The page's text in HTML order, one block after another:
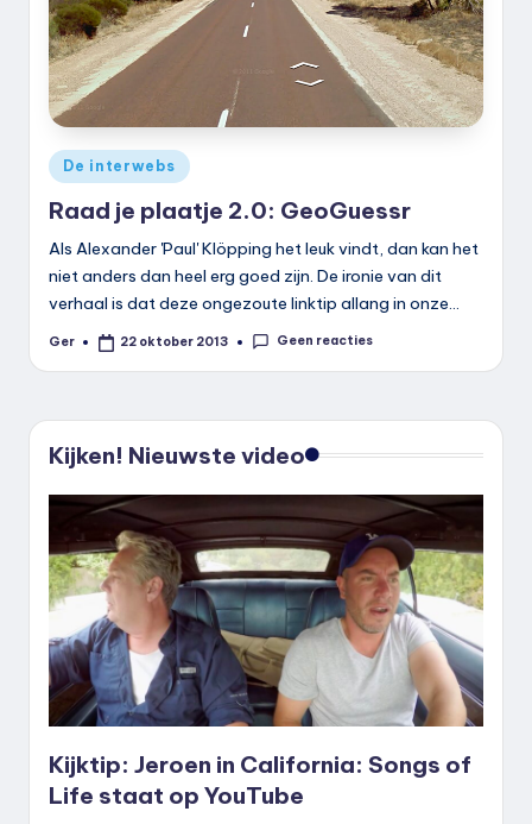
Geplaatst
in
De interwebs
Raad je plaatje 2.0: GeoGuessr
Als Alexander 'Paul' Klöpping het leuk vindt, dan kan het
niet anders dan heel erg goed zijn. De ironie van dit
verhaal is dat deze ongezoute linktip allang in onze…
Geplaatst
Ger 22 oktober 2013 Geen reacties
Kijken! Nieuwste video
Kijktip: Jeroen in California: Songs of
Life staat op YouTube